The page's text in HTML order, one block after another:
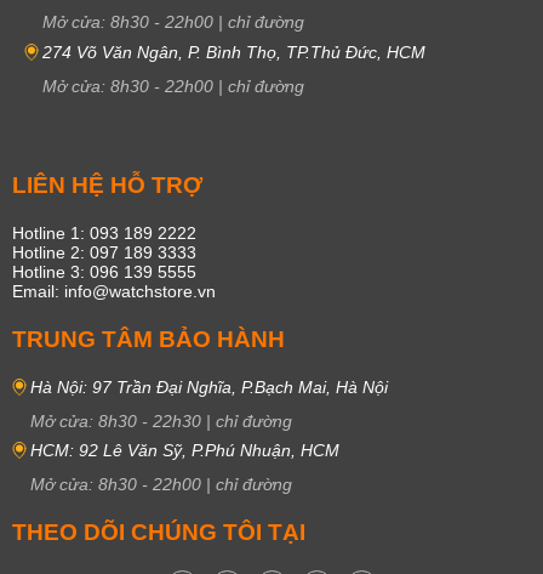
Mở cửa: 8h30 - 22h00 | chỉ đường
274 Võ Văn Ngân, P. Bình Thọ, TP.Thủ Đức, HCM
Mở cửa: 8h30 - 22h00 | chỉ đường
LIÊN HỆ HỖ TRỢ
Hotline 1: 093 189 2222
Hotline 2: 097 189 3333
Hotline 3: 096 139 5555
Email: info@watchstore.vn
TRUNG TÂM BẢO HÀNH
Hà Nội: 97 Trần Đại Nghĩa, P.Bạch Mai, Hà Nội
Mở cửa: 8h30 - 22h30 | chỉ đường
HCM: 92 Lê Văn Sỹ, P.Phú Nhuận, HCM
Mở cửa: 8h30 - 22h00 | chỉ đường
THEO DÕI CHÚNG TÔI TẠI